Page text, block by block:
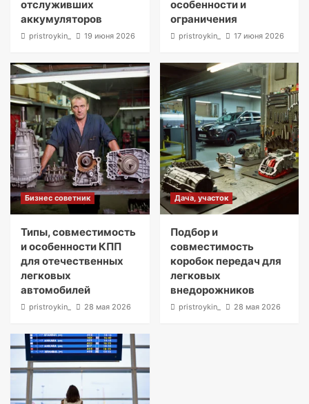
отслуживших
аккумуляторов
pristroykin_ 19 июня 2026
особенности и
ограничения
pristroykin_ 17 июня 2026
Бизнес советник
Типы, совместимость
и особенности КПП
для отечественных
легковых
автомобилей
pristroykin_ 28 мая 2026
Дача, участок
Подбор и
совместимость
коробок передач для
легковых
внедорожников
pristroykin_ 28 мая 2026